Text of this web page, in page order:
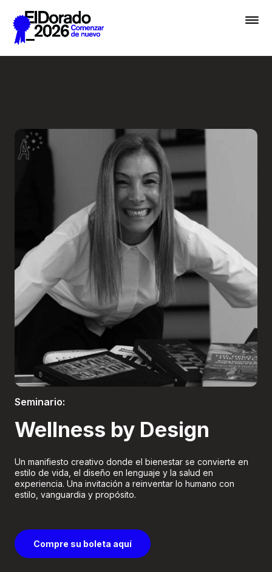
Saltar al contenido principal
Academias
Inscribir
Boletería
Seminario:
Wellness by Design
Un manifiesto creativo donde el bienestar se convierte en
estilo de vida, el diseño en lenguaje y la salud en
experiencia. Una invitación a reinventar lo humano con
estilo, vanguardia y propósito.
Compre su boleta aquí